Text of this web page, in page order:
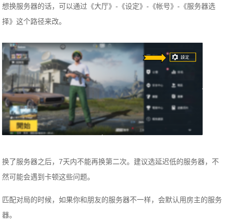
想换服务器的话，可以通过《大厅》-《设定》-《帐号》-《服务器选
择》这个路径来改。
换了服务器之后，7天内不能再换第二次。建议选延迟低的服务器，不
然可能会遇到卡顿这些问题。
匹配对局的时候，如果你和朋友的服务器不一样，会默认用房主的服务
器。